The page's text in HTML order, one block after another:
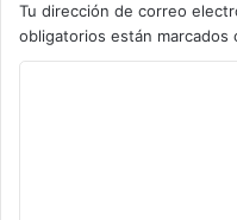
Tu dirección de correo
obligatorios están marcados